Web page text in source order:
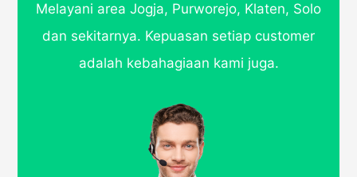
Melayani area Jogja, Purworejo, Klaten, Solo
dan sekitarnya. Kepuasan setiap customer
adalah kebahagiaan kami juga.